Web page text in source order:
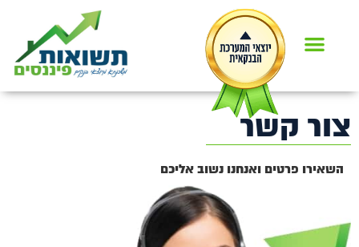
צור קשר
השאירו פרטים ואנחנו נשוב אליכם